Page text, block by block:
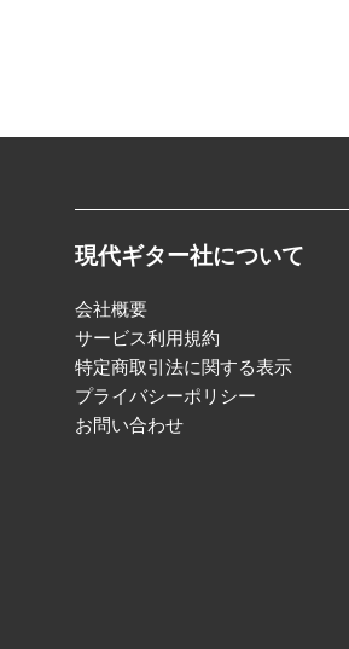
現代ギター社について
会社概要
サービス利用規約
特定商取引法に関する表示
プライバシーポリシー
お問い合わせ